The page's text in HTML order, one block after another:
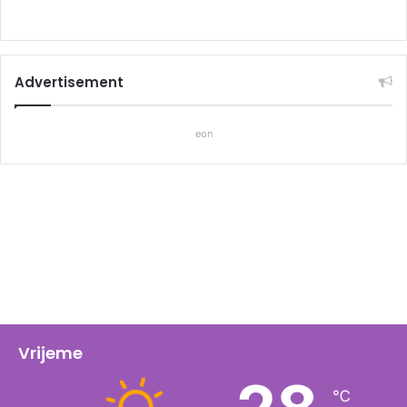
Advertisement
eon
Vrijeme
℃